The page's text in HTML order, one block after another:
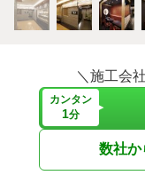
＼施工会
カンタン
1分
数社か